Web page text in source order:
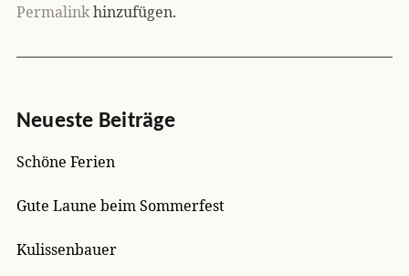
Permalinkhinzufügen.
Neueste Beiträge
Schöne Ferien
Gute Laune beim Sommerfest
Kulissenbauer